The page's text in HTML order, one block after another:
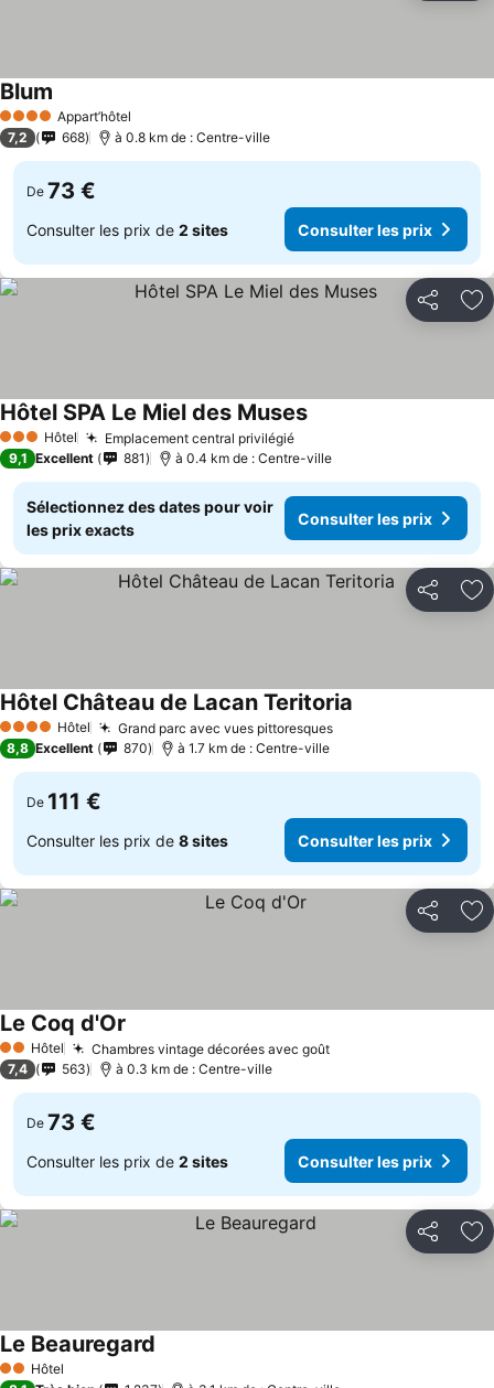
4 Étoiles Appart’hôtel
Blum
7,2 668 à 0.8 km de : Centre-ville
De 73 €
Consulter les prix de 2 sites Consulter les prix
Partager
3 ÉtoilesHôtel Emplacement central privilégiéConsulter les prix
Hôtel SPA Le Miel des MusesConsulter les prix
9,1 Excellent 881 à 0.4 km de : Centre-ville
Sélectionnez des dates pour voir
les prix exacts
Consulter les prix
Partager
4 Étoiles Hôtel Grand parc avec vues pittoresquesConsulter les prix
Hôtel Château de Lacan Teritoria
8,8 Excellent 870 à 1.7 km de : Centre-ville
De 111 €
Consulter les prix de 8 sites Consulter les prix
Partager
2 Étoiles
Hôtel Chambres vintage décorées avec goûtConsulter les prix
Le Coq d'Or
7,4 563 à 0.3 km de : Centre-ville
De 73 €
Consulter les prix de 2 sites Consulter les prix
Partager
2 Étoiles
Hôtel
Le Beauregard